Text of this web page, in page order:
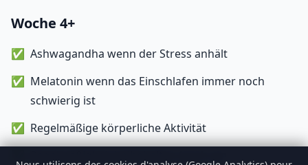
Woche 4+
Ashwagandha wenn der Stress anhält
Melatonin wenn das Einschlafen immer noch
schwierig ist
Regelmäßige körperliche Aktivität